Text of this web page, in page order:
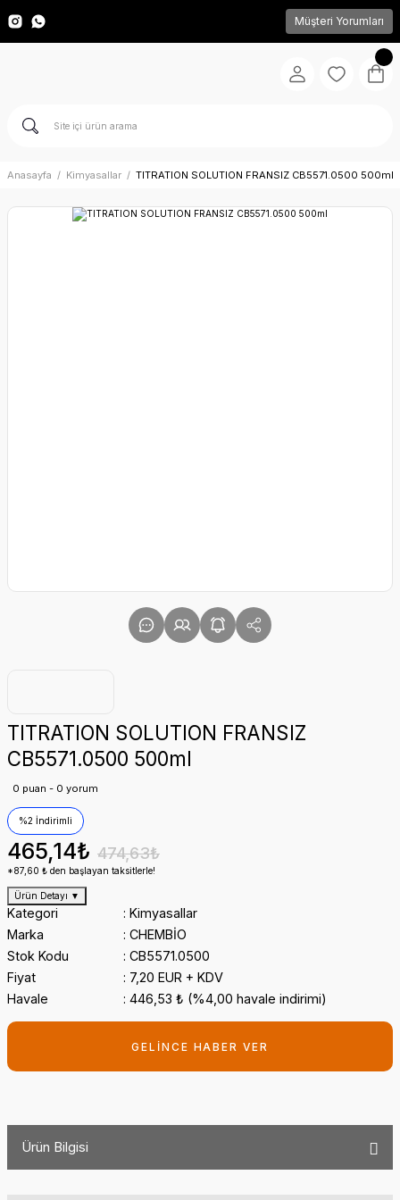
Müşteri Yorumları
Anasayfa Kimyasallar TITRATION SOLUTION FRANSIZ CB5571.0500 500ml
TITRATION SOLUTION FRANSIZ
CB5571.0500 500ml
0 puan - 0 yorum
%2 İndirimli
465,14₺ 474,63₺
*87,60 ₺ den başlayan taksitlerle!
Ürün Detayı ▼
Kategori
Kimyasallar
Marka
CHEMBİO
Stok Kodu
CB5571.0500
Fiyat
7,20 EUR + KDV
Havale
446,53 ₺ (%4,00 havale indirimi)
GELİNCE HABER VER
Ürün Bilgisi